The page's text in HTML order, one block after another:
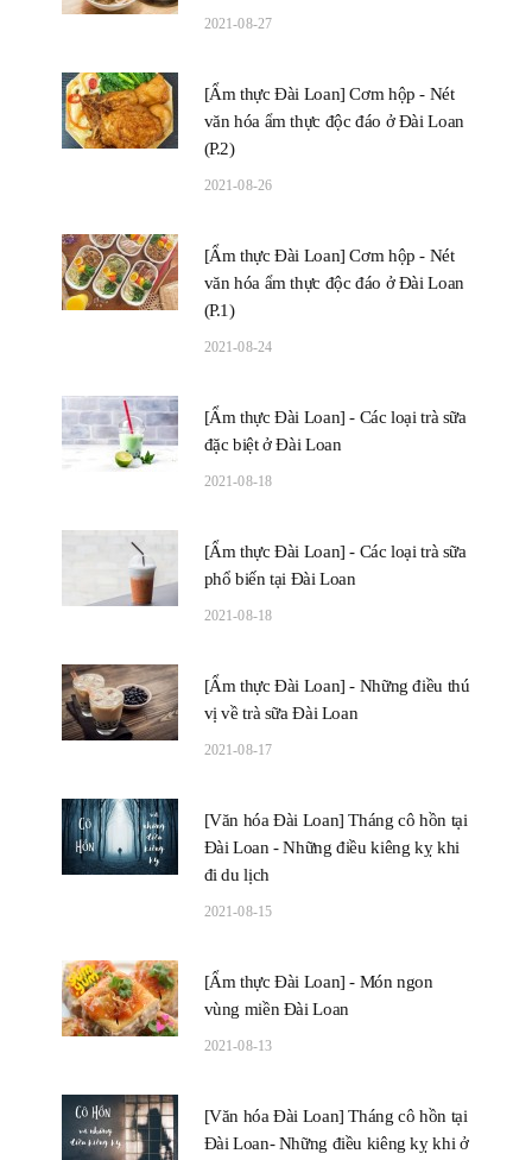
2021-08-27
[Ẩm thực Đài Loan] Cơm hộp - Nét
văn hóa ẩm thực độc đáo ở Đài Loan
(P.2)
2021-08-26
[Ẩm thực Đài Loan] Cơm hộp - Nét
văn hóa ẩm thực độc đáo ở Đài Loan
(P.1)
2021-08-24
[Ẩm thực Đài Loan] - Các loại trà sữa
đặc biệt ở Đài Loan
2021-08-18
[Ẩm thực Đài Loan] - Các loại trà sữa
phổ biến tại Đài Loan
2021-08-18
[Ẩm thực Đài Loan] - Những điều thú
vị về trà sữa Đài Loan
2021-08-17
[Văn hóa Đài Loan] Tháng cô hồn tại
Đài Loan - Những điều kiêng kỵ khi
đi du lịch
2021-08-15
[Ẩm thực Đài Loan] - Món ngon
vùng miền Đài Loan
2021-08-13
[Văn hóa Đài Loan] Tháng cô hồn tại
Đài Loan- Những điều kiêng kỵ khi ở